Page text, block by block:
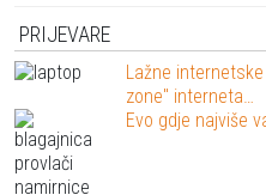
PRIJEVARE
Lažne
zone" interneta…
Evo gdje najviše